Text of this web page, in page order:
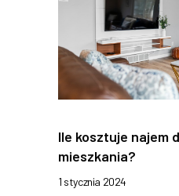
Ile kosztuje najem
mieszkania?
1 stycznia 2024